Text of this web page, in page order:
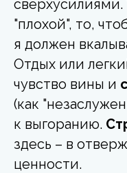
сверхусилиями.
"плохой", то,
я должен
Отдых или
чувство вины и
(как
к выгоранию.
здесь – в
ценности.